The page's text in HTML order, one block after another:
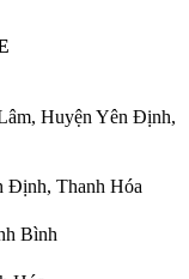
Huyện Yên Định,
Định, Thanh Hóa
Bình